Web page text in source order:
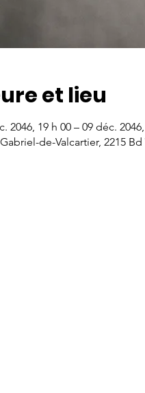
et lieu
2046, 19 h 00 – 09 déc.
de-Valcartier, 2215